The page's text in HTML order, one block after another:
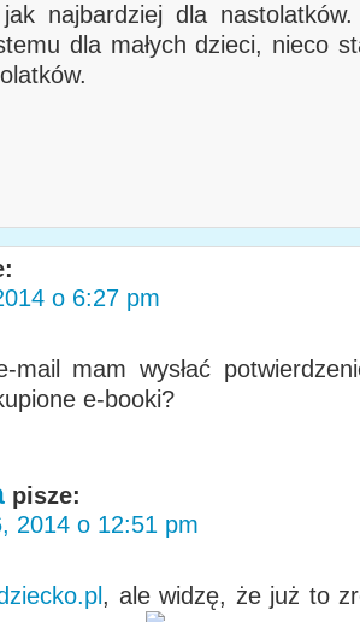
najbardziej dla
dla małych dzieci, nieco
o 6:27 pm
mam wysłać
e-booki?
pisze:
2014 o 12:51 pm
, ale widzę, że już to